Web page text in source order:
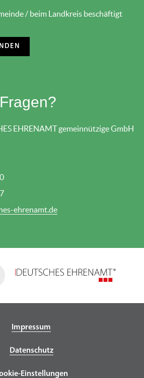
/ beim Landkreis beschäftigt
EHRENAMT gemeinnützige GmbH
ehrenamt.de
Impressum
Datenschutz
Einstellungen